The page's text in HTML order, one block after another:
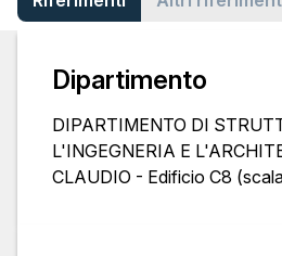
Dipartimento
DIPARTIMENTO DI
L'INGEGNERIA E
CLAUDIO - Edificio C8